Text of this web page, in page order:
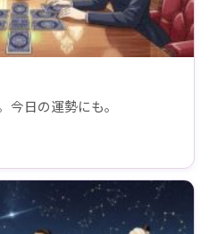
今日の運勢にも。